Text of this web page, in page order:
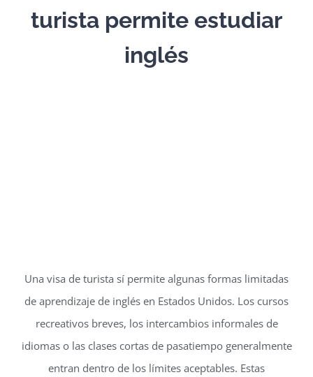
turista permite estudiar
inglés
Una visa de turista sí permite algunas formas limitadas
de aprendizaje de inglés en Estados Unidos. Los cursos
recreativos breves, los intercambios informales de
idiomas o las clases cortas de pasatiempo generalmente
entran dentro de los límites aceptables. Estas